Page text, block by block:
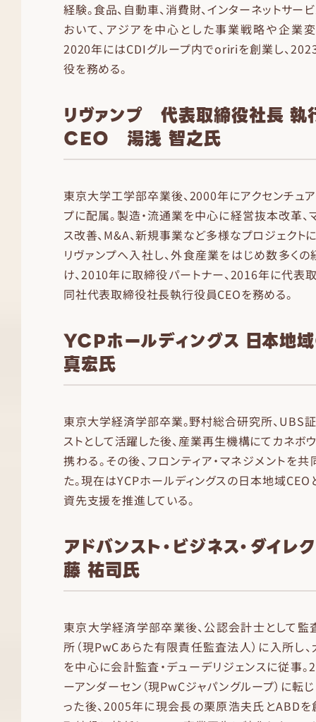
経験。食品、自動車、消費財、インターネットサ
おいて、アジアを中心とした事業戦略や企業
2020年にはCDIグループ内でoririを創業し、
役を務める。
リヴァンプ 代表取締役社長 執
CEO 湯浅 智之氏
東京大学工学部卒業後、2000年にアクセンチュ
プに配属。製造・流通業を中心に経営抜本改革、
ス改善、M&A、新規事業など多様なプロジェクト
リヴァンプへ入社し、外食産業をはじめ数多く
け、2010年に取締役パートナー、2016年に代表
同社代表取締役社長執行役員CEOを務める。
YCPホールディングス 日本
真宏氏
東京大学経済学部卒業。野村総合研究所、UBS
ストとして活躍した後、産業再生機構にてカネボ
携わる。その後、フロンティア・マネジメントを
た。現在はYCPホールディングスの日本地域CEO
資先支援を推進している。
アドバンスト・ビジネス・ダイ
藤 祐司氏
東京大学経済学部卒業後、公認会計士として
所（現PwCあらた有限責任監査法人）に入所し
を中心に会計監査・デューデリジェンスに従事
ーアンダーセン（現PwCジャパングループ）に転
った後、2005年に現会長の栗原浩夫氏とABD